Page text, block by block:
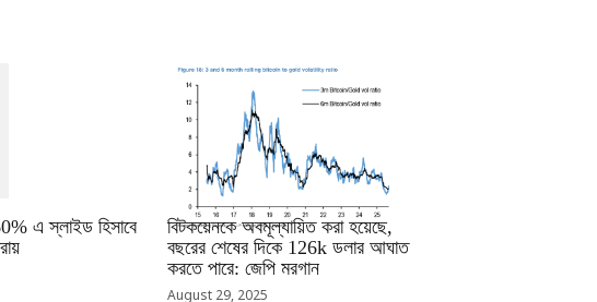
এ স্লাইড হিসাবে
RRCNEWS_BN
বিটকয়েনকে অবমূল্যায়িত করা হয়েছে,
বছরের শেষের দিকে 126k ডলার আঘাত
করতে পারে: জেপি মরগান
August 29, 2025